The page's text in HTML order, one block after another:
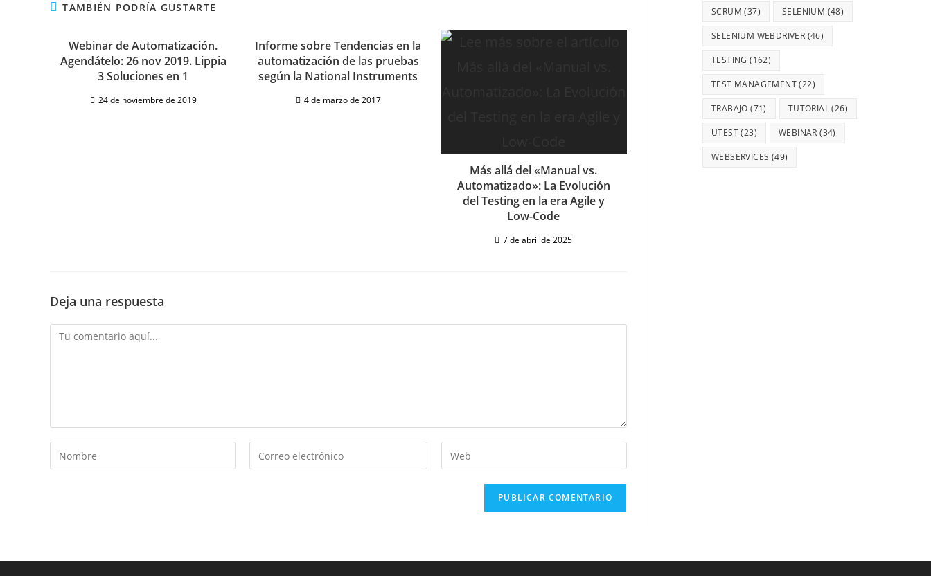
TAMBIÉN PODRÍA GUSTARTE
Webinar de Automatización.
Agendátelo: 26 nov 2019. Lippia
3 Soluciones en 1
24 de noviembre de 2019
Informe sobre Tendencias en la
automatización de las pruebas
según la National Instruments
4 de marzo de 2017
Más allá del «Manual vs.
Automatizado»: La Evolución
del Testing en la era Agile y
Low-Code
7 de abril de 2025
Deja una respuesta
SCRUM (37) SELENIUM (48)
SELENIUM WEBDRIVER (46)
TESTING (162)
TEST MANAGEMENT(22)
TRABAJO (71) TUTORIAL(26)
UTEST(23) WEBINAR (34)
WEBSERVICES (49)